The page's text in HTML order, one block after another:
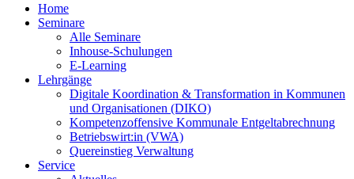
Home
Seminare
Alle Seminare
Inhouse-Schulungen
E-Learning
Lehrgänge
Digitale Koordination & Transformation in Kommunen
und Organisationen (DIKO)
Kompetenzoffensive Kommunale Entgeltabrechnung
Betriebswirt:in (VWA)
Quereinstieg Verwaltung
Service